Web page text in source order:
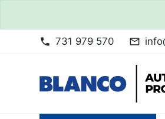
phone 731 979 570 mail_outline